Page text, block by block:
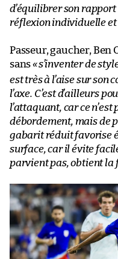
d’équilibrer son
réflexion individuelle
Passeur, gaucher, Ben
sans«s’inventer de
est très à l’aise sur son
l’axe. C’est d’ailleurs
l’attaquant, car ce
débordement, mais de
gabarit réduit favorise
surface, car il évite
parvient pas, obtient la